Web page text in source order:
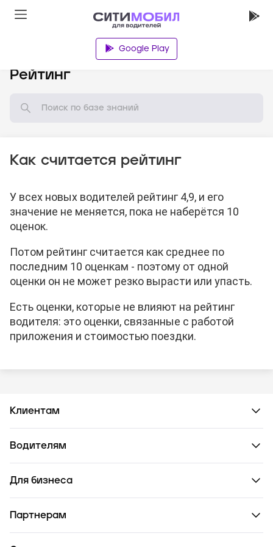
Google Play
Рейтинг
Как считается рейтинг
У всех новых водителей рейтинг 4,9, и его
значение не меняется, пока не наберётся 10
оценок.
Потом рейтинг считается как среднее по
последним 10 оценкам - поэтому от одной
оценки он не может резко вырасти или упасть.
Есть оценки, которые не влияют на рейтинг
водителя: это оценки, связанные с работой
приложения и стоимостью поездки.
Клиентам
Водителям
Для бизнеса
Партнерам